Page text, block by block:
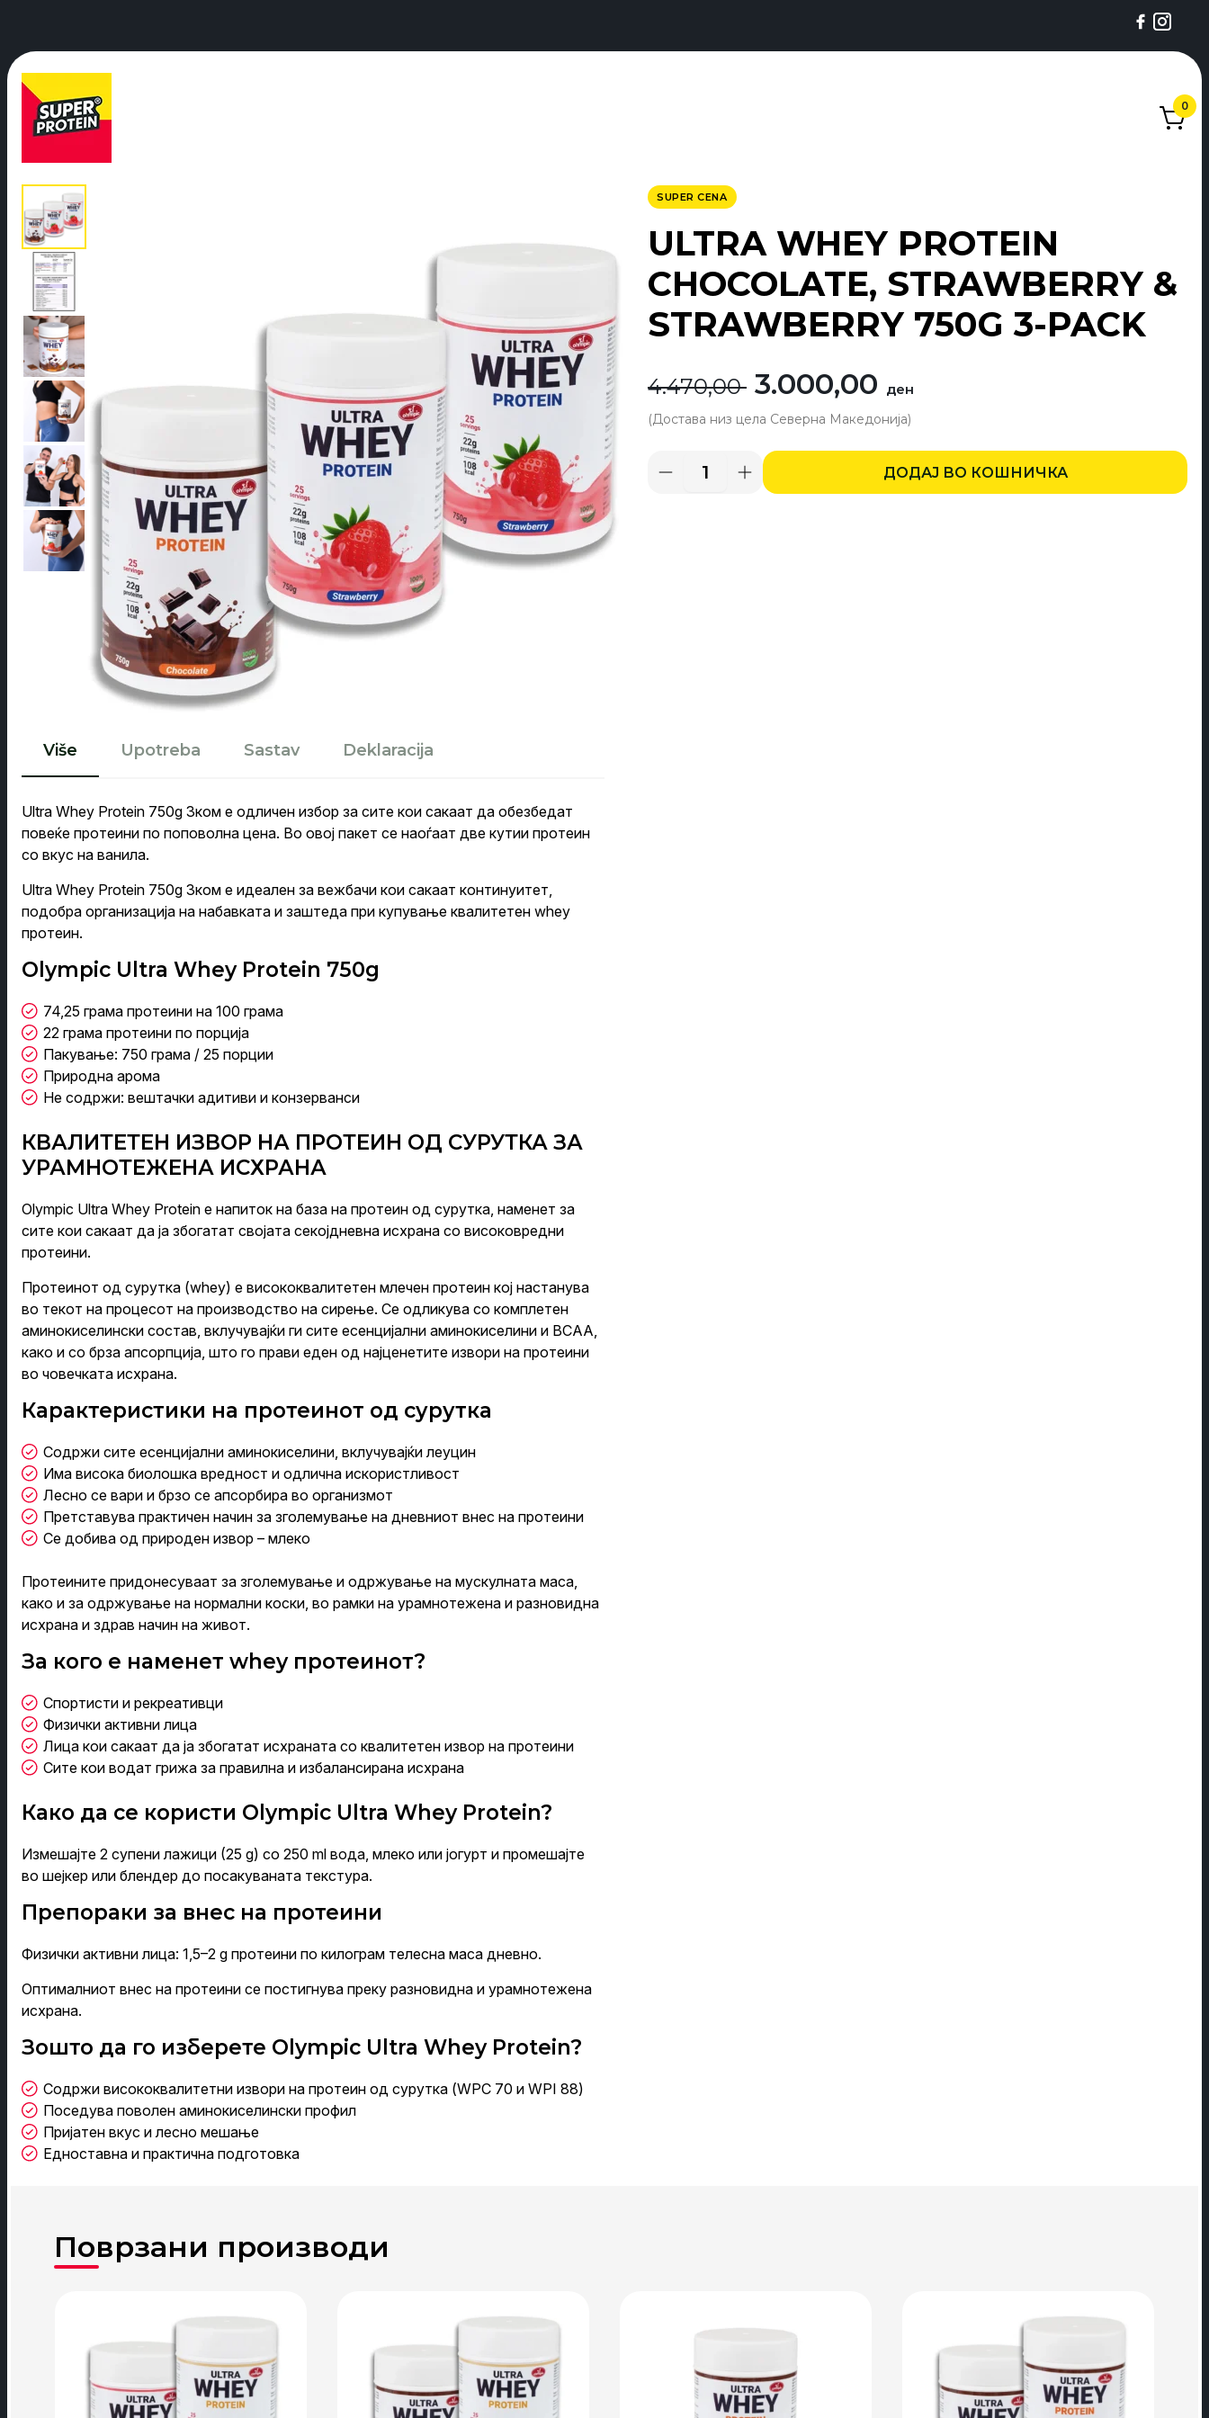
0
SUPER CENA
ULTRA WHEY PROTEIN
CHOCOLATE, STRAWBERRY &
STRAWBERRY 750G 3-PACK
4.470,00 Originalna
cena
je
3.000,00 ден
je:
Ultra
ДОДАЈ ВО КОШНИЧКА
Više Upotreba Sastav Deklaracija
Ultra Whey Protein 750g 3ком е одличен избор за сите кои сакаат да обезбедат
повеќе протеини по поповолна цена. Во овој пакет се наоѓаат две кутии протеин
со вкус на ванила.
Ultra Whey Protein 750g 3ком е идеален за вежбачи кои сакаат континуитет,
подобра организација на набавката и заштеда при купување квалитетен whey
протеин.
Olympic Ultra Whey Protein 750g
74,25 грама протеини на 100 грама
22 грама протеини по порција
Пакување: 750 грама / 25 порции
Природна арома
Не содржи: вештачки адитиви и конзерванси
КВАЛИТЕТЕН ИЗВОР НА ПРОТЕИН ОД СУРУТКА ЗА
УРАМНОТЕЖЕНА ИСХРАНА
Olympic Ultra Whey Protein е напиток на база на протеин од сурутка, наменет за
сите кои сакаат да ја збогатат својата секојдневна исхрана со високовредни
протеини.
Протеинот од сурутка (whey) е висококвалитетен млечен протеин кој настанува
во текот на процесот на производство на сирење. Се одликува со комплетен
аминокиселински состав, вклучувајќи ги сите есенцијални аминокиселини и BCAA,
како и со брза апсорпција, што го прави еден од најценетите извори на протеини
во човечката исхрана.
Карактеристики на протеинот од сурутка
Содржи сите есенцијални аминокиселини, вклучувајќи леуцин
Има висока биолошка вредност и одлична искористливост
Лесно се вари и брзо се апсорбира во организмот
Претставува практичен начин за зголемување на дневниот внес на протеини
Се добива од природен извор – млеко
Протеините придонесуваат за зголемување и одржување на мускулната маса,
како и за одржување на нормални коски, во рамки на урамнотежена и разновидна
исхрана и здрав начин на живот.
За кого е наменет whey протеинот?
Спортисти и рекреативци
Физички активни лица
Лица кои сакаат да ја збогатат исхраната со квалитетен извор на протеини
Сите кои водат грижа за правилна и избалансирана исхрана
Како да се користи Olympic Ultra Whey Protein?
Измешајте 2 супени лажици (25 g) со 250 ml вода, млеко или јогурт и промешајте
во шејкер или блендер до посакуваната текстура.
Препораки за внес на протеини
Физички активни лица: 1,5–2 g протеини по килограм телесна маса дневно.
Оптималниот внес на протеини се постигнува преку разновидна и урамнотежена
исхрана.
Зошто да го изберете Olympic Ultra Whey Protein?
Содржи висококвалитетни извори на протеин од сурутка (WPC 70 и WPI 88)
Поседува поволен аминокиселински профил
Пријатен вкус и лесно мешање
Едноставна и практична подготовка